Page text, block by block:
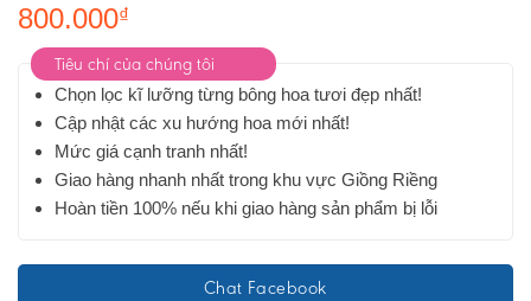
800.000₫
Tiêu chí của chúng tôi
Chọn lọc kĩ lưỡng từng bông hoa tươi đẹp nhất!
Cập nhật các xu hướng hoa mới nhất!
Mức giá cạnh tranh nhất!
Giao hàng nhanh nhất trong khu vực Giồng Riềng
Hoàn tiền 100% nếu khi giao hàng sản phẩm bị lỗi
Chat Facebook